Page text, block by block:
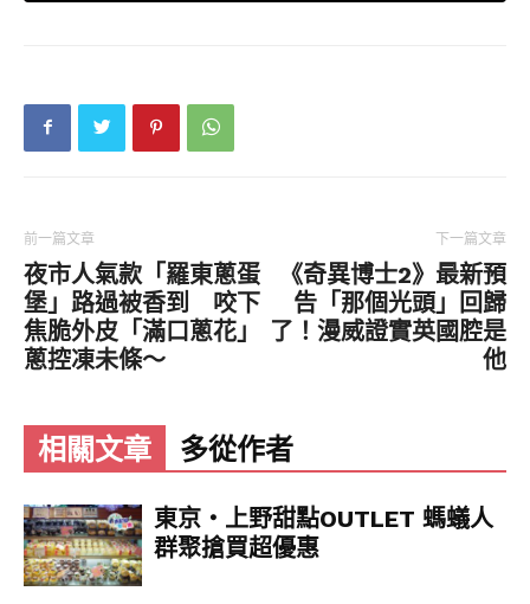
選三個餸，價錢都係四十零蚊，真係夠晒抵食。上
枱第一時間就梗係試吓個湯先啦，我選擇嘅係小
辣，辣度唔強，反而更突出麻香嘅層次。至於配料
方面，分量十足，豬扒一大塊，夠晒軟腍；至於冬
菇同生菜都夠新鮮，勁掛湯。
前一篇文章
夜市人氣款「羅東蔥蛋
堡」路過被香到 咬下
焦脆外皮「滿口蔥花」
蔥控凍未條～
下一篇文章
《奇異博士2》最新預
告「那個光頭」回歸
了！漫威證實英國腔是
他
相關文章 多從作者
東京‧上野甜點OUTLET 螞蟻人
群聚搶買超優惠